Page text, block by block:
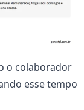
o colaborador
esse tempo